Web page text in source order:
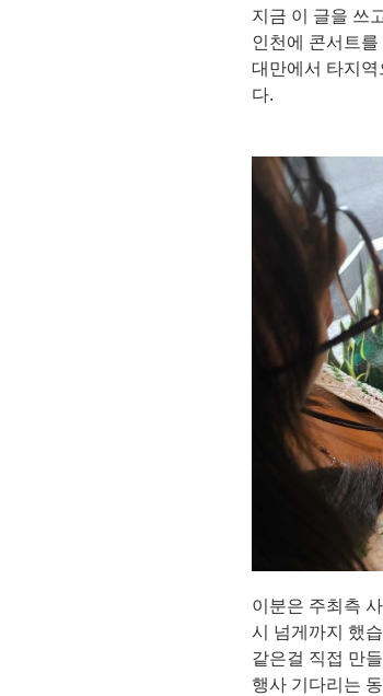
지금 이 글을 쓰
인천에 콘서트
대만에서 타지역
다.
이분은 주최측
시 넘게까지 했
같은걸 직접 만
행사 기다리는